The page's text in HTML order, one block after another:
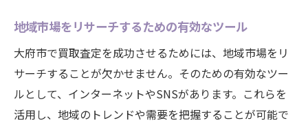
地域市場をリサーチするための有効なツール
大府市で買取査定を成功させるためには、地域市場をリ
サーチすることが欠かせません。そのための有効なツー
ルとして、インターネットやSNSがあります。これらを
活用し、地域のトレンドや需要を把握することが可能で